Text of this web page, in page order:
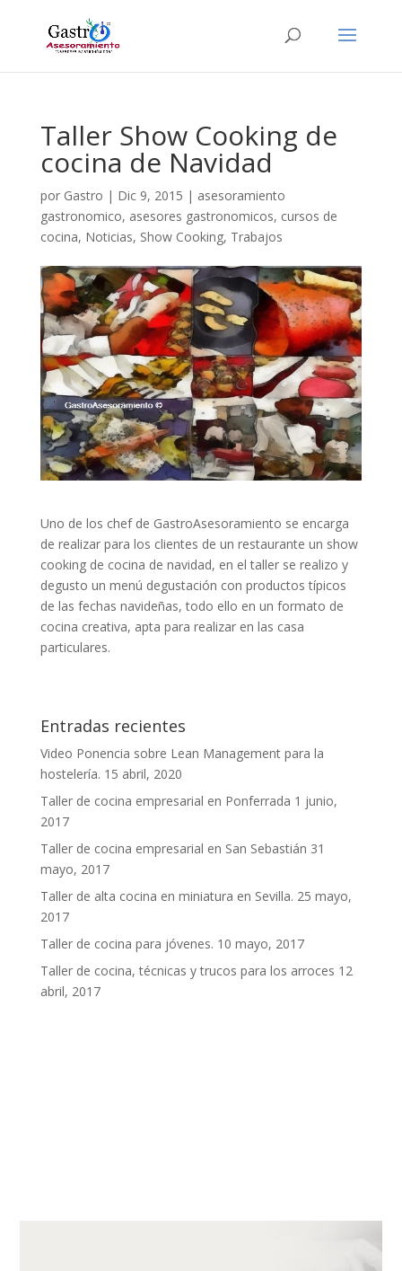
Taller Show Cooking de
cocina de Navidad
por Gastro | Dic 9, 2015 | asesoramiento
gastronomico, asesores gastronomicos, cursos de
cocina, Noticias, Show Cooking, Trabajos
Uno de los chef de GastroAsesoramiento se encarga
de realizar para los clientes de un restaurante un show
cooking de cocina de navidad, en el taller se realizo y
degusto un menú degustación con productos típicos
de las fechas navideñas, todo ello en un formato de
cocina creativa, apta para realizar en las casa
particulares.
Entradas recientes
Video Ponencia sobre Lean Management para la
hostelería. 15 abril, 2020
Taller de cocina empresarial en Ponferrada 1 junio,
2017
Taller de cocina empresarial en San Sebastián 31
mayo, 2017
Taller de alta cocina en miniatura en Sevilla. 25 mayo,
2017
Taller de cocina para jóvenes. 10 mayo, 2017
Taller de cocina, técnicas y trucos para los arroces 12
abril, 2017